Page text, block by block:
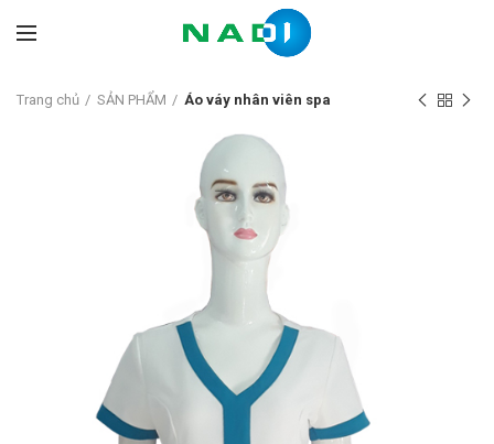
Trang chủ SẢN PHẨM Áo váy nhân viên spa